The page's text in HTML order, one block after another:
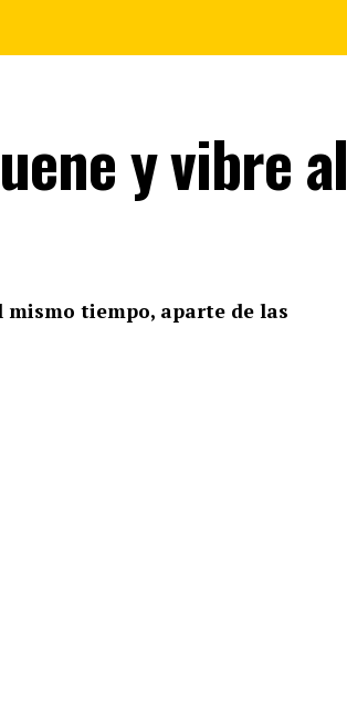
y vibre al
mismo tiempo, aparte de las